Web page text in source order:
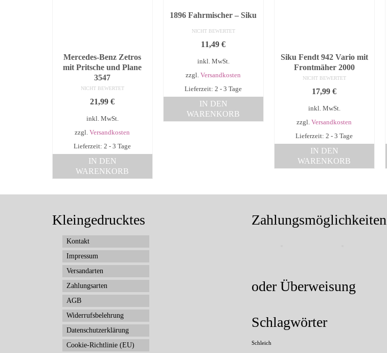
Mercedes-Benz Zetros
mit Pritsche und Plane
3547
NICHT BEWERTET
21,99€
inkl. MwSt.
zzgl.Versandkosten
Lieferzeit: 2 - 3 Tage
IN DEN
WARENKORB
1896 Fahrmischer – Siku
NICHT BEWERTET
11,49€
inkl. MwSt.
zzgl.Versandkosten
Lieferzeit: 2 - 3 Tage
IN DEN
WARENKORB
Siku Fendt 942 Vario mit
Frontmäher 2000
NICHT BEWERTET
17,99€
inkl. MwSt.
zzgl.Versandkosten
Lieferzeit: 2 - 3 Tage
IN DEN
WARENKORB
Kleingedrucktes
Kontakt
Impressum
Versandarten
Zahlungsarten
AGB
Widerrufsbelehrung
Datenschutzerklärung
Cookie-Richtlinie (EU)
Zahlungsmöglichkeiten
oder Überweisung
Schlagwörter
Schleich